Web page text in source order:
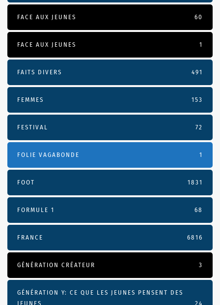
FACE AUX JEUNES 60
FACE AUX JEUNES 1
FAITS DIVERS 491
FEMMES 153
FESTIVAL 72
FOLIE VAGABONDE 1
FOOT 1831
FORMULE 1 68
FRANCE 6816
GÉNÉRATION CRÉATEUR 3
GÉNÉRATION Y: CE QUE LES JEUNES PENSENT DES
JEUNES
24